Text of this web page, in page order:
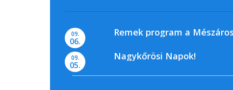
09.
06.
Remek program a
09.
05.
Nagykőrösi Napok!